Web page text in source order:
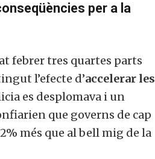
per a la
febrer tres quartes parts
l’efecte d’accelerar les
es desplomava i un
que governs de cap
més que al bell mig de la